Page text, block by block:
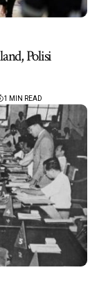
Polisi
1 MIN READ